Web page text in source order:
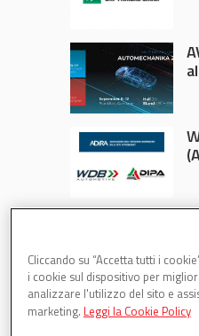
Cliccando su “Accetta tutti i
i cookie sul dispositivo per
analizzare l'utilizzo del sito e
marketing. Leggi la Cookie Policy